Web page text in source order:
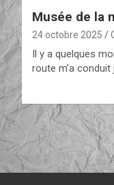
Musée de la
24 octobre 2025
Il y a quelques
route m’a conduit